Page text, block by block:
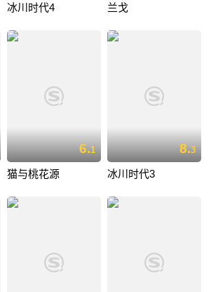
冰川时代4 兰戈
6.1
猫与桃花源
8.3
冰川时代3